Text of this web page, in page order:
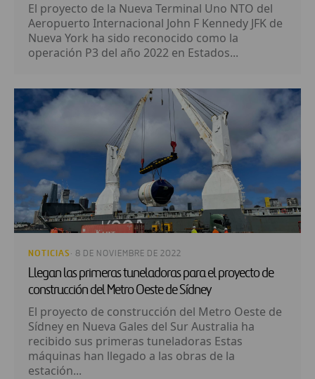
El proyecto de la Nueva Terminal Uno NTO del
Aeropuerto Internacional John F Kennedy JFK de
Nueva York ha sido reconocido como la
operación P3 del año 2022 en Estados...
NOTICIAS · 8 DE NOVIEMBRE DE 2022
Llegan las primeras tuneladoras para el proyecto de
construcción del Metro Oeste de Sídney
El proyecto de construcción del Metro Oeste de
Sídney en Nueva Gales del Sur Australia ha
recibido sus primeras tuneladoras Estas
máquinas han llegado a las obras de la
estación...